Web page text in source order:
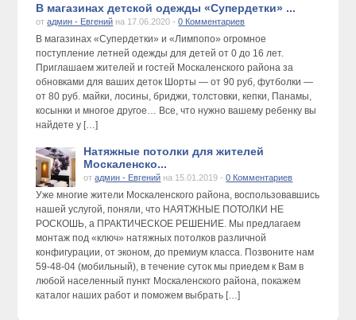
В магазинах детской одежды «Супердетки» ...
отадмин - Евгений на 17.06.2020 -0 Комментариев
В магазинах «Супердетки» и «Лимпопо» огромное
поступление летней одежды для детей от 0 до 16 лет.
Приглашаем жителей и гостей Москаленского района за
обновками для ваших деток Шорты — от 90 руб, футболки —
от 80 руб. майки, лосины, бриджи, толстовки, кепки, Панамы,
косынки и многое другое… Все, что нужно вашему ребенку вы
найдете у […]
Натяжные потолки для жителей
Москаленско...
отадмин - Евгений на 15.01.2019 -0 Комментариев
Уже многие жители Москаленского района, воспользовавшись
нашей услугой, поняли, что НАЯТЖНЫЕ ПОТОЛКИ НЕ
РОСКОШЬ, а ПРАКТИЧЕСКОЕ РЕШЕНИЕ. Мы предлагаем
монтаж под «ключ» натяжных потолков различной
конфигурации, от эконом, до премиум класса. Позвоните нам
59-48-04 (мобильный), в течение суток мы приедем к Вам в
любой населенный пункт Москаленского района, покажем
каталог наших работ и поможем выбрать […]